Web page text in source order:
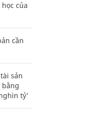
của
cần
sản
tỷ'